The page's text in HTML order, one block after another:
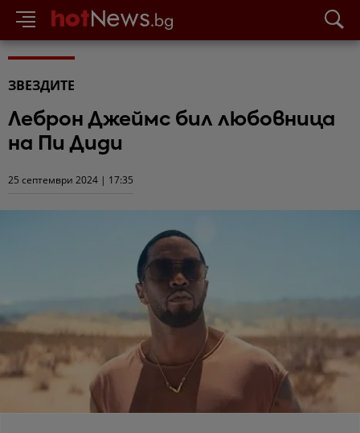
ЗВЕЗДИТЕ
Леброн Джеймс бил любовница
на Пи Диди
25 септември 2024 | 17:35